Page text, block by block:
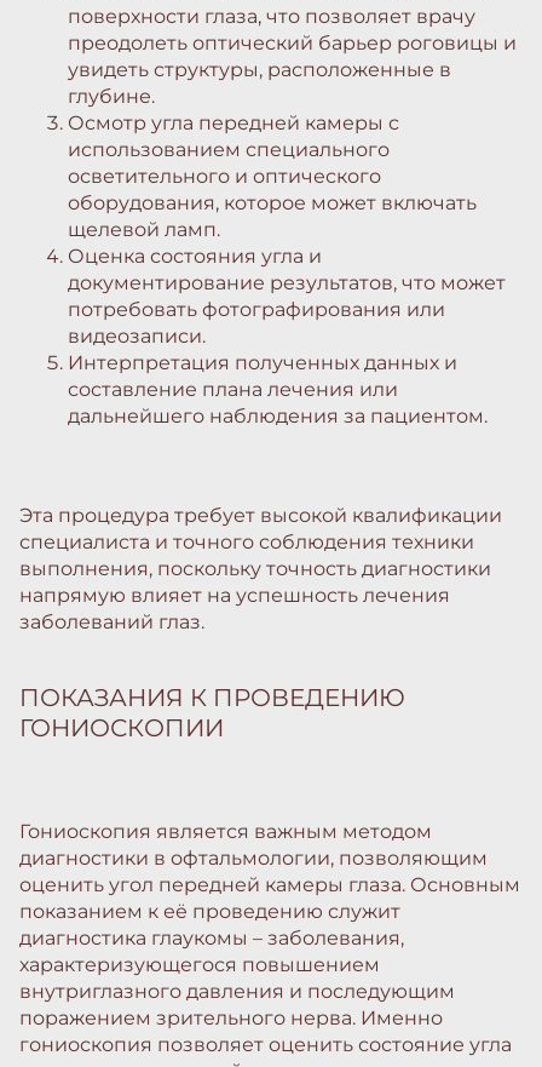
поверхности глаза, что позволяет врачу
преодолеть оптический барьер роговицы и
увидеть структуры, расположенные в
глубине.
Осмотр угла передней камеры с
использованием специального
осветительного и оптического
оборудования, которое может включать
щелевой ламп.
Оценка состояния угла и
документирование результатов, что может
потребовать фотографирования или
видеозаписи.
Интерпретация полученных данных и
составление плана лечения или
дальнейшего наблюдения за пациентом.
Эта процедура требует высокой квалификации
специалиста и точного соблюдения техники
выполнения, поскольку точность диагностики
напрямую влияет на успешность лечения
заболеваний глаз.
ПОКАЗАНИЯ К ПРОВЕДЕНИЮ
ГОНИОСКОПИИ
Гониоскопия является важным методом
диагностики в офтальмологии, позволяющим
оценить угол передней камеры глаза. Основным
показанием к её проведению служит
диагностика глаукомы – заболевания,
характеризующегося повышением
внутриглазного давления и последующим
поражением зрительного нерва. Именно
гониоскопия позволяет оценить состояние угла